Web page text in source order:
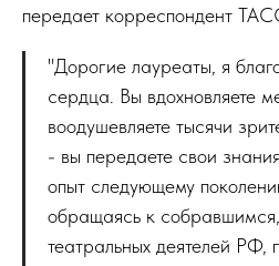
передает корреспондент
"Дорогие лауреаты, я
сердца. Вы вдохновляете
воодушевляете тысячи
- вы передаете свои
опыт следующему
обращаясь к
театральных деятелей РФ,